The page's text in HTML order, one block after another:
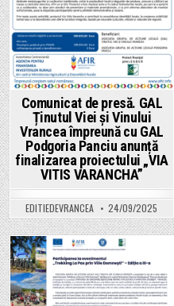
Comunicat de presă. GAL
Ținutul Viei și Vinului
Vrancea împreună cu GAL
Podgoria Panciu anunță
finalizarea proiectului „VIA
VITIS VARANCHA”
EDITIEDEVRANCEA 24/09/2025
Posted
in